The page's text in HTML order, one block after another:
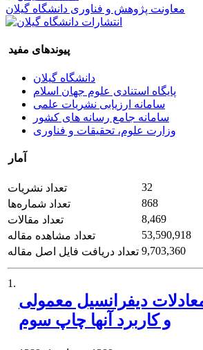
معاونت پژوهش و فناوری دانشگاه گیلان
پیوندهای مفید
دانشگاه گیلان
پایگاه استنادی علوم جهان اسلام
سامانه ارزیابی نشریات علمی
سامانه جامع رسانه های کشور
وزارت علوم، تحقیقات و فناوری
آمار
تعداد نشریات
32
تعداد شماره‌ها
868
تعداد مقالات
8,469
تعداد مشاهده مقاله
53,590,918
تعداد دریافت فایل اصل مقاله 9,703,360
1.
دیفرانسیل معمولی
و کاربرد آنها چاپ سوم